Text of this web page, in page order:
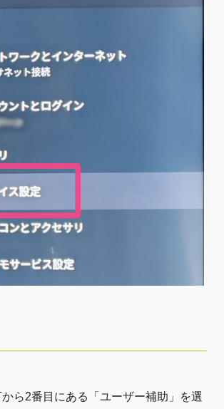
から2番目にある「ユーザー補助」を選